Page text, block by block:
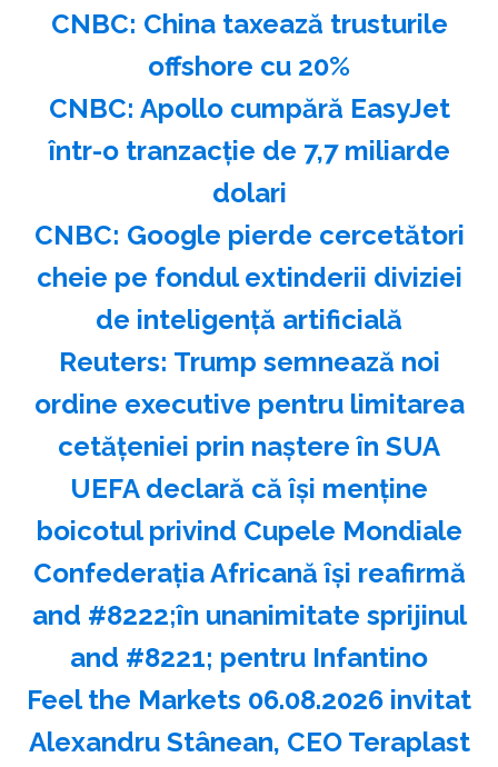
CNBC: China taxează trusturile
offshore cu 20%
CNBC: Apollo cumpără EasyJet
într-o tranzacţie de 7,7 miliarde
dolari
CNBC: Google pierde cercetători
cheie pe fondul extinderii diviziei
de inteligenţă artificială
Reuters: Trump semnează noi
ordine executive pentru limitarea
cetăţeniei prin naştere în SUA
UEFA declară că îşi menţine
boicotul privind Cupele Mondiale
Confederaţia Africană îşi reafirmă
and #8222;în unanimitate sprijinul
and #8221; pentru Infantino
Feel the Markets 06.08.2026 invitat
Alexandru Stânean, CEO Teraplast